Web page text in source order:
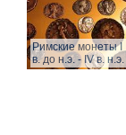
Римские монеты I
в. до н.э. - IV в. н.э.